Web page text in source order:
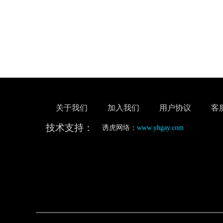
关于我们 加入我们 用户协议 客
技术支持： 诱虎网络： www.yhgay.com